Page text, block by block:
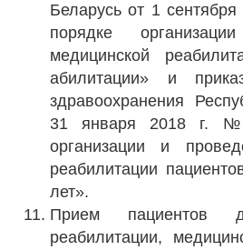
Беларусь от 1
порядке
медицинской
абилитации» и
здравоохранения
31 января 2018 г.
организации и
реабилитации
лет».
Прием пациентов
реабилитации,